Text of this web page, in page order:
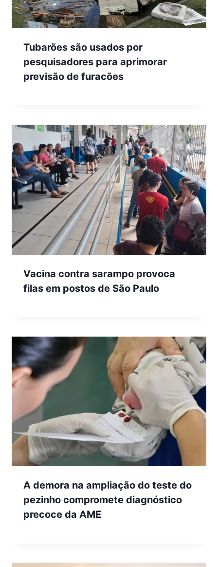
Tubarões são usados por
pesquisadores para aprimorar
previsão de furacões
Vacina contra sarampo provoca
filas em postos de São Paulo
A demora na ampliação do teste do
pezinho compromete diagnóstico
precoce da AME